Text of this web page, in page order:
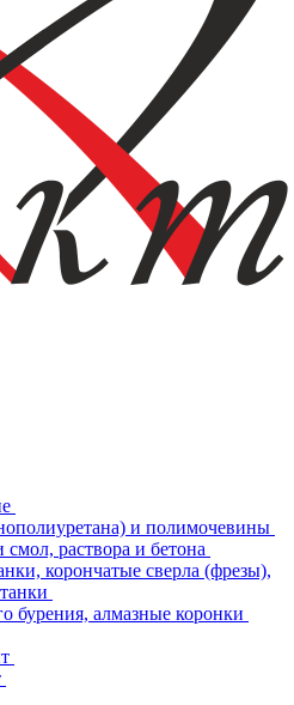
и полимочевины
раствора и бетона
корончатые сверла (фрезы),
бурения, алмазные коронки